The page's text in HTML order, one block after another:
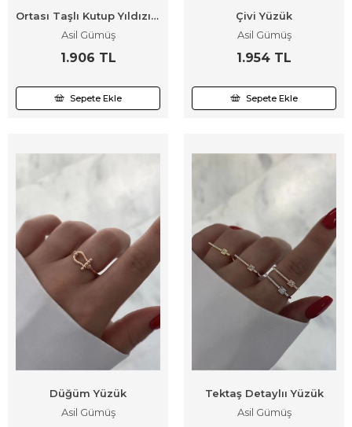
Ortası Taşlı Kutup Yıldızı Yüzük
Asil Gümüş
1.906 TL
Sepete Ekle
Çivi Yüzük
Asil Gümüş
1.954 TL
Sepete Ekle
Düğüm Yüzük
Asil Gümüş
Tektaş Detaylıı Yüzük
Asil Gümüş